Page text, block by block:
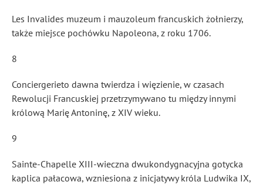
Les Invalides muzeum i mauzoleum francuskich żołnierzy,
także miejsce pochówku Napoleona, z roku 1706.
8
Conciergerieto dawna twierdza i więzienie, w czasach
Rewolucji Francuskiej przetrzymywano tu między innymi
królową Marię Antoninę, z XIV wieku.
9
Sainte-Chapelle XIII-wieczna dwukondygnacyjna gotycka
kaplica pałacowa, wzniesiona z inicjatywy króla Ludwika IX,